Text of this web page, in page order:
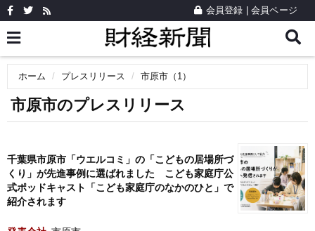
会員登録 会員ページ
ホーム プレスリリース 市原市（1）
市原市のプレスリリース
千葉県市原市「ウエルコミ」の「こどもの居場所づ
くり」が先進事例に選ばれました こども家庭庁公
式ポッドキャスト「こども家庭庁のなかのひと」で
紹介されます